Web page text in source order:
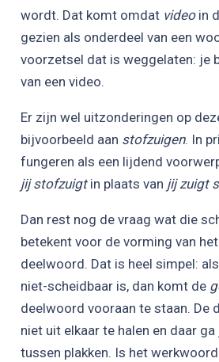
wordt. Dat komt omdat video in
gezien als onderdeel van een
voorzetsel dat is weggelaten: je
van een video.
Er zijn wel uitzonderingen op
bijvoorbeeld aan stofzuigen. In
fungeren als een lijdend
jij stofzuigtin plaats van jij zuigt
Dan rest nog de vraag wat die
betekent voor de vorming van
deelwoord. Dat is heel simpel:
niet-scheidbaar is, dan komt de
deelwoord vooraan te staan. De
niet uit elkaar te halen en daar
tussen plakken. Is het